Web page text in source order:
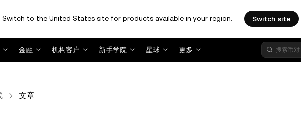
to the United States site for products available in your region. Switch site
金融 机构客户 新手学院 星球 更多
文章